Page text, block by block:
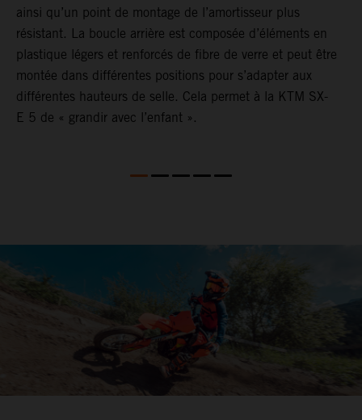
ainsi qu’un point de montage de l’amortisseur plus
résistant. La boucle arrière est composée d’éléments en
plastique légers et renforcés de fibre de verre et peut être
montée dans différentes positions pour s’adapter aux
différentes hauteurs de selle. Cela permet à la KTM SX-
E 5 de « grandir avec l’enfant ».